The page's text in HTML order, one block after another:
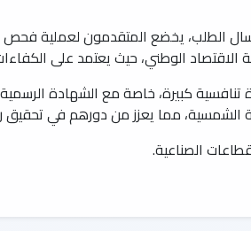
الطلب، يخضع المتقدمون لعملية فحص
الوطني، حيث يعتمد على
تنافسية كبيرة، خاصة مع الشهادة
مما يعزز من دورهم في تحقيق
الصناعية.